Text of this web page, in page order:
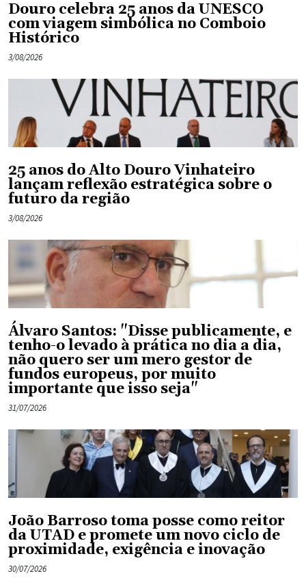
Douro celebra 25 anos da UNESCO
com viagem simbólica no Comboio
Histórico
3/08/2026
25 anos do Alto Douro Vinhateiro
lançam reflexão estratégica sobre o
futuro da região
3/08/2026
Álvaro Santos: "Disse publicamente, e
tenho-o levado à prática no dia a dia,
não quero ser um mero gestor de
fundos europeus, por muito
importante que isso seja"
31/07/2026
João Barroso toma posse como reitor
da UTAD e promete um novo ciclo de
proximidade, exigência e inovação
30/07/2026